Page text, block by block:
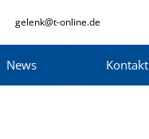
gelenk@t-online.de
News Kontakt